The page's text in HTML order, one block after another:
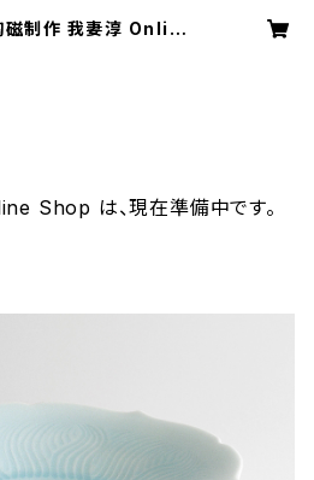
磁制作 我妻淳 Online
Shop は、現在準備中です。